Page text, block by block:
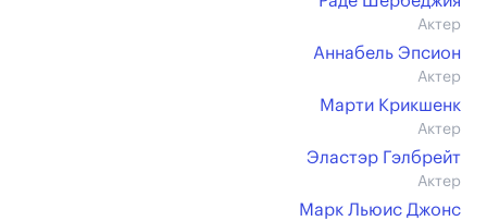
Актер
Аннабель Эпсион
Актер
Марти Крикшенк
Актер
Эластэр Гэлбрейт
Актер
Марк Льюис Джонс